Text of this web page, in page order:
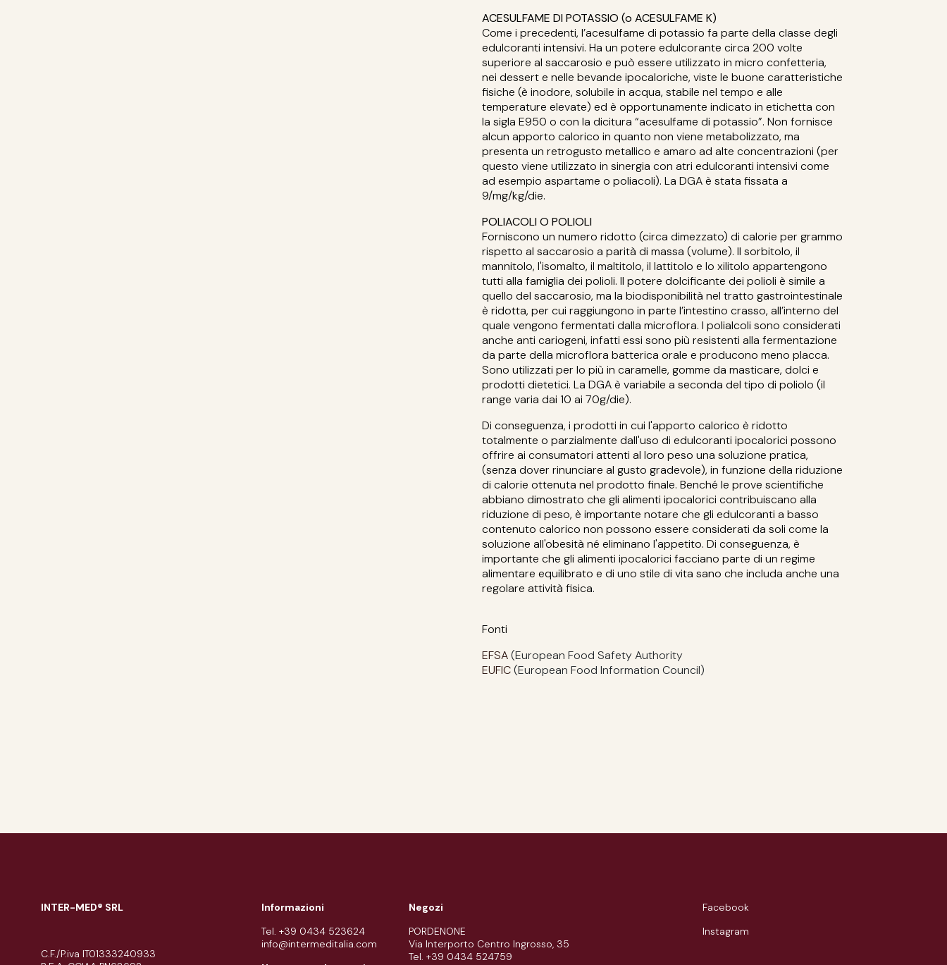
ACESULFAME DI POTASSIO (o ACESULFAME K)
Come i precedenti, l’acesulfame di potassio fa parte della classe degli
edulcoranti intensivi. Ha un potere edulcorante circa 200 volte
superiore al saccarosio e può essere utilizzato in micro confetteria,
nei dessert e nelle bevande ipocaloriche, viste le buone caratteristiche
fisiche (è inodore, solubile in acqua, stabile nel tempo e alle
temperature elevate) ed è opportunamente indicato in etichetta con
la sigla E950 o con la dicitura “acesulfame di potassio”. Non fornisce
alcun apporto calorico in quanto non viene metabolizzato, ma
presenta un retrogusto metallico e amaro ad alte concentrazioni (per
questo viene utilizzato in sinergia con atri edulcoranti intensivi come
ad esempio aspartame o poliacoli). La DGA è stata fissata a
9/mg/kg/die.
POLIACOLI O POLIOLI
Forniscono un numero ridotto (circa dimezzato) di calorie per grammo
rispetto al saccarosio a parità di massa (volume). Il sorbitolo, il
mannitolo, l'isomalto, il maltitolo, il lattitolo e lo xilitolo appartengono
tutti alla famiglia dei polioli. Il potere dolcificante dei polioli è simile a
quello del saccarosio, ma la biodisponibilità nel tratto gastrointestinale
è ridotta, per cui raggiungono in parte l’intestino crasso, all’interno del
quale vengono fermentati dalla microflora. I polialcoli sono considerati
anche anti cariogeni, infatti essi sono più resistenti alla fermentazione
da parte della microflora batterica orale e producono meno placca.
Sono utilizzati per lo più in caramelle, gomme da masticare, dolci e
prodotti dietetici. La DGA è variabile a seconda del tipo di poliolo (il
range varia dai 10 ai 70g/die).
Di conseguenza, i prodotti in cui l'apporto calorico è ridotto
totalmente o parzialmente dall'uso di edulcoranti ipocalorici possono
offrire ai consumatori attenti al loro peso una soluzione pratica,
(senza dover rinunciare al gusto gradevole), in funzione della riduzione
di calorie ottenuta nel prodotto finale. Benché le prove scientifiche
abbiano dimostrato che gli alimenti ipocalorici contribuiscano alla
riduzione di peso, è importante notare che gli edulcoranti a basso
contenuto calorico non possono essere considerati da soli come la
soluzione all'obesità né eliminano l'appetito. Di conseguenza, è
importante che gli alimenti ipocalorici facciano parte di un regime
alimentare equilibrato e di uno stile di vita sano che includa anche una
regolare attività fisica.
Fonti
EFSA(European Food Safety Authority
EUFIC(European Food Information Council)
INTER-MED® SRL
C.F./P.iva IT01333240933
Informazioni
Tel. +39 0434 523624
info@intermeditalia.com
Negozi
PORDENONE
Via Interporto Centro Ingrosso, 35
Tel. +39 0434 524759
Facebook
Instagram